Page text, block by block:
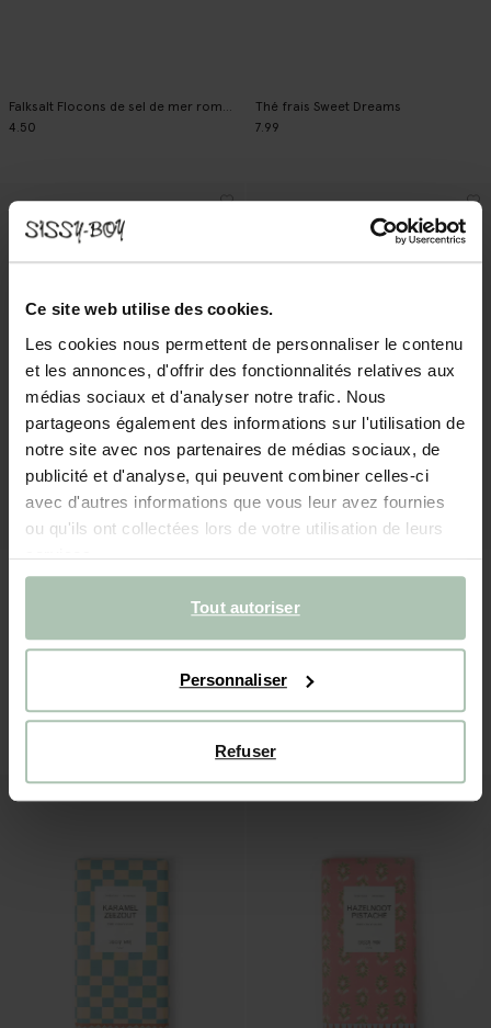
Ce site web utilise des cookies.
Les cookies nous permettent de personnaliser le contenu
et les annonces, d'offrir des fonctionnalités relatives aux
médias sociaux et d'analyser notre trafic. Nous
partageons également des informations sur l'utilisation de
notre site avec nos partenaires de médias sociaux, de
publicité et d'analyse, qui peuvent combiner celles-ci
avec d'autres informations que vous leur avez fournies
ou qu'ils ont collectées lors de votre utilisation de leurs
services.
Tout autoriser
Personnaliser
Refuser
Falksalt Flocons de sel de mer romarin
4.50
Thé frais Sweet Dreams
7.99
3.99
3.99